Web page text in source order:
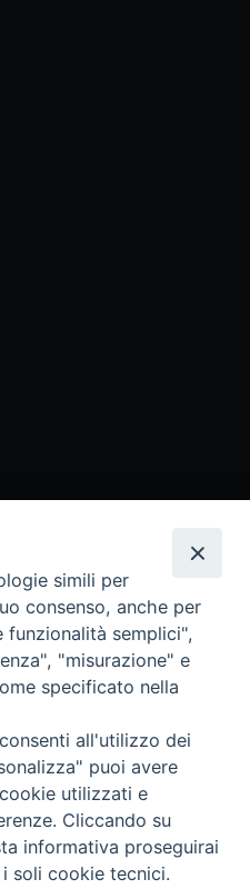
Digitale
11 - tel. 0382.24736 -
repossi@ilticino.it - P.
simili per
consenso, anche per
semplici",
"misurazione" e
specificato nella
all'utilizzo dei
puoi avere
utilizzati e
Cliccando su
informativa proseguirai
soli cookie tecnici.